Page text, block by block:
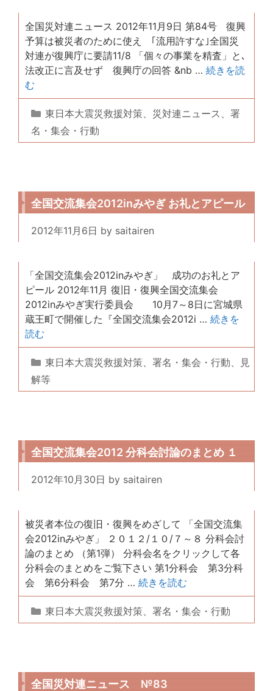
全国災対連ニュース 2012年11月9日 第84号 復興
予算は被災者のために使え ｢流用許すな｣全国災
対連が復興庁に要請11/8 「個々の事業を精査」と､
法改正に言及せず 復興庁の回答 &nb … 続きを読
む
カ
テ
ゴ
東日本大震災救援対策、 災対連ニュース 、 署
名・集会・行動
全国交流集会2012inみやぎ お礼とアピール
2012年11月6日 by saitairen
「全国交流集会2012inみやぎ」 成功のお礼とア
ピール 2012年11月 復旧・復興全国交流集会
2012inみやぎ実行委員会 10月7～8日に宮城県
蔵王町で開催した『全国交流集会2012i … 続きを
読む
カ
テ
ゴ
東日本大震災救援対策、 署名・集会・行動、
見
解等
全国交流集会2012 分科会討論のまとめ １
2012年10月30日 by saitairen
被災者本位の復旧・復興をめざして 「全国交流集
会2012inみやぎ」 ２０１２/１０/７～８ 分科会討
論のまとめ （第1弾） 分科会名をクリックして各
分科会のまとめをご覧下さい 第1分科会 第3分科
会 第6分科会 第7分 … 続きを読む
カ
テ
東日本大震災救援対策、 署名・集会・行動
全国災対連ニュース №83